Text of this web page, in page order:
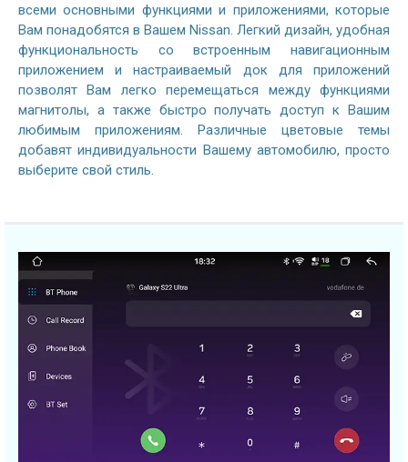
всеми основными функциями и приложениями, которые
Вам понадобятся в Вашем Nissan. Легкий дизайн, удобная
функциональность со встроенным навигационным
приложением и настраиваемый док для приложений
позволят Вам легко перемещаться между функциями
магнитолы, а также быстро получать доступ к Вашим
любимым приложениям. Различные цветовые темы
добавят индивидуальности Вашему автомобилю, просто
выберите свой стиль.